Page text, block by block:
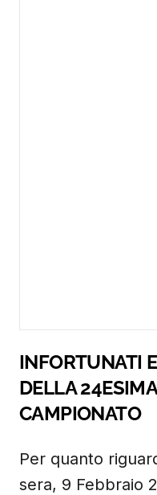
INFORTUNATI
DELLA
CAMPIONATO
Per quanto
sera, 9 Febbraio